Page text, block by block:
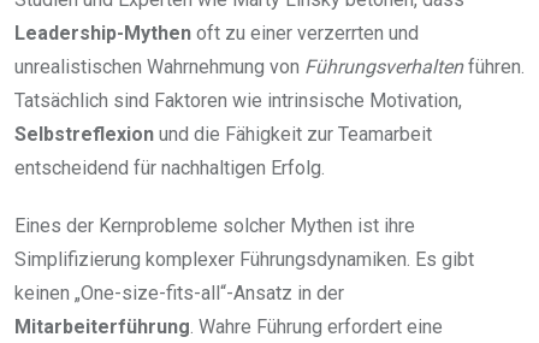
Leadership-Mythen oft zu einer verzerrten und
unrealistischen Wahrnehmung von Führungsverhaltenführen.
Tatsächlich sind Faktoren wie intrinsische Motivation,
Selbstreflexion und die Fähigkeit zur Teamarbeit
entscheidend für nachhaltigen Erfolg.
Eines der Kernprobleme solcher Mythen ist ihre
Simplifizierung komplexer Führungsdynamiken. Es gibt
keinen „One-size-fits-all“-Ansatz in der
Mitarbeiterführung. Wahre Führung erfordert eine